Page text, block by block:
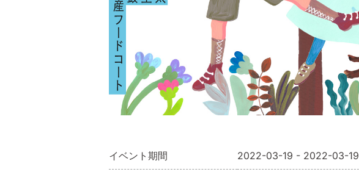
イベント期間 2022-03-19 - 2022-03-19